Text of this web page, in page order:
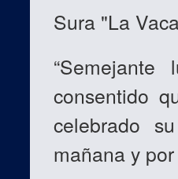
Sura "La
consentido
celebrado
mañana y